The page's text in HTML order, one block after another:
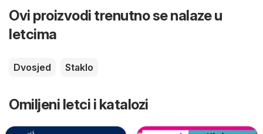
Ovi proizvodi trenutno se nalaze u
letcima
Dvosjed Staklo
Omiljeni letci i katalozi